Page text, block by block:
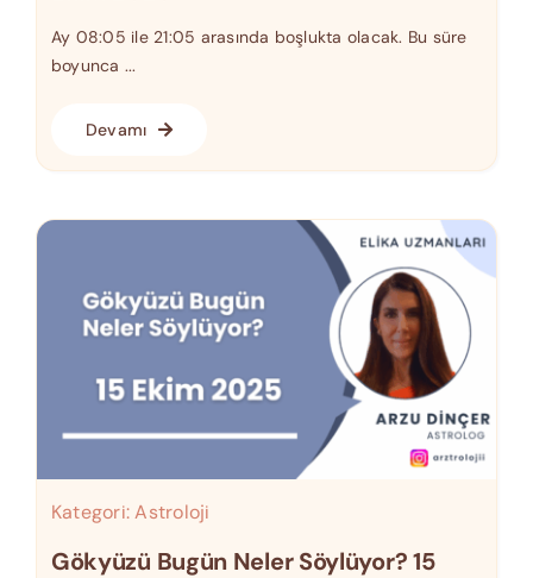
Ay 08:05 ile 21:05 arasında boşlukta olacak. Bu süre
boyunca ...
Devamı
Kategori:Astroloji
Gökyüzü Bugün Neler Söylüyor? 15